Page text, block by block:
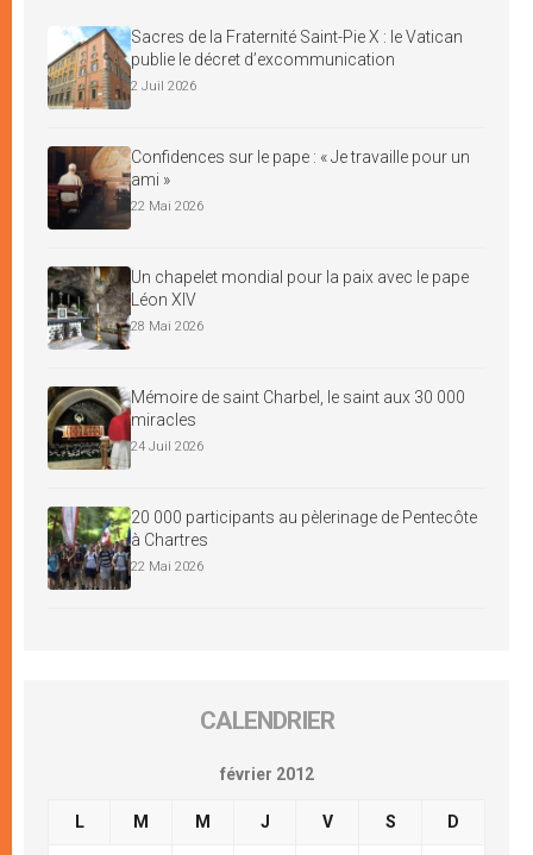
Sacres de la Fraternité Saint-Pie X : le Vatican
publie le décret d’excommunication
2 Juil 2026
Confidences sur le pape : « Je travaille pour un
ami »
22 Mai 2026
Un chapelet mondial pour la paix avec le pape
Léon XIV
28 Mai 2026
Mémoire de saint Charbel, le saint aux 30 000
miracles
24 Juil 2026
20 000 participants au pèlerinage de Pentecôte
à Chartres
22 Mai 2026
CALENDRIER
février 2012
L M M J V S D